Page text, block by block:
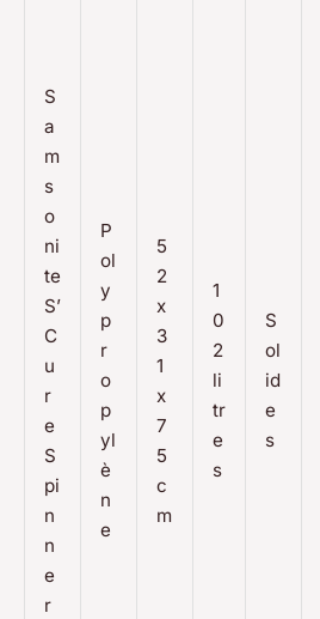
S
a
m
s
o
ni
te
S’
C
u
r
e
S
pi
n
n
e
r
P
ol
y
p
r
o
p
yl
è
n
e
5
2
x
3
1
x
7
5
c
m
1
0
2
li
tr
e
s
S
ol
id
e
s